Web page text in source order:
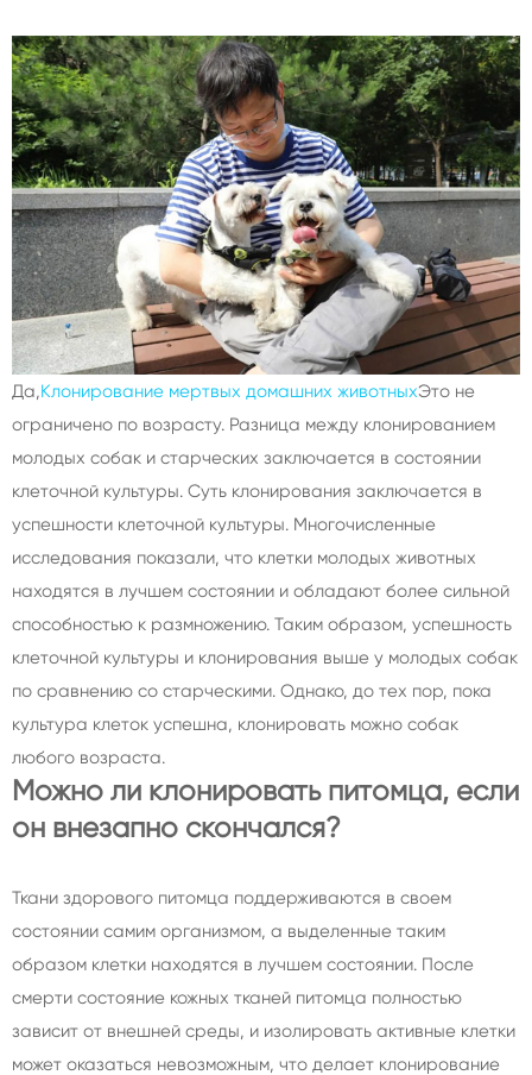
Да,Клонирование мертвых домашних животныхЭто не
ограничено по возрасту. Разница между клонированием
молодых собак и старческих заключается в состоянии
клеточной культуры. Суть клонирования заключается в
успешности клеточной культуры. Многочисленные
исследования показали, что клетки молодых животных
находятся в лучшем состоянии и обладают более сильной
способностью к размножению. Таким образом, успешность
клеточной культуры и клонирования выше у молодых собак
по сравнению со старческими. Однако, до тех пор, пока
культура клеток успешна, клонировать можно собак
любого возраста.
Можно ли клонировать питомца, если
он внезапно скончался?
Ткани здорового питомца поддерживаются в своем
состоянии самим организмом, а выделенные таким
образом клетки находятся в лучшем состоянии. После
смерти состояние кожных тканей питомца полностью
зависит от внешней среды, и изолировать активные клетки
может оказаться невозможным, что делает клонирование